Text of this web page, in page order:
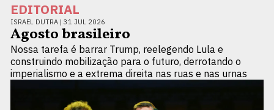
EDITORIAL
ISRAEL DUTRA | 31 JUL 2026
Agosto brasileiro
Nossa tarefa é barrar Trump, reelegendo Lula e
construindo mobilização para o futuro, derrotando o
imperialismo e a extrema direita nas ruas e nas urnas